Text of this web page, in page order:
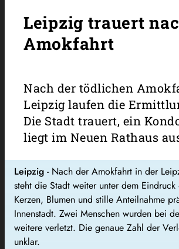
Leipzig trauert
Amokfahrt
Nach der tödlichen
Leipzig laufen die
Die Stadt trauert, ein
liegt im Neuen Rathaus
Leipzig - Nach der Amokfahrt in der
steht die Stadt weiter unter dem Eindruck
Kerzen, Blumen und stille Anteilnahme
Innenstadt. Zwei Menschen wurden bei
weitere verletzt. Die genaue Zahl der
unklar.